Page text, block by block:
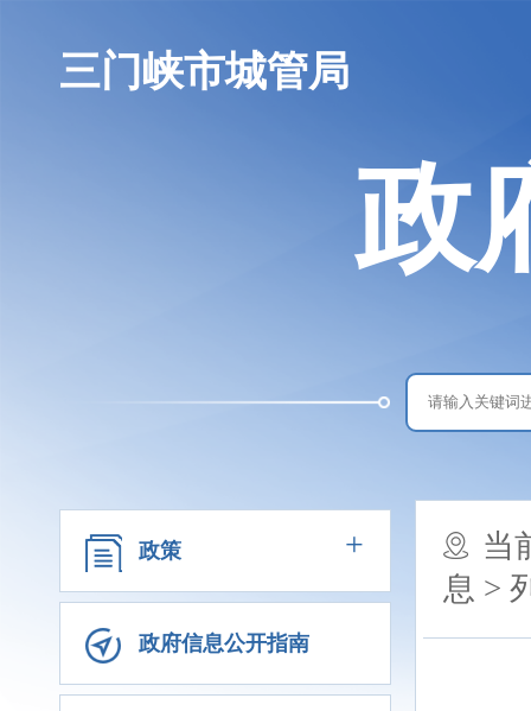
三门峡市城管局
政
政策 +
政府信息公开指南
当
息 >